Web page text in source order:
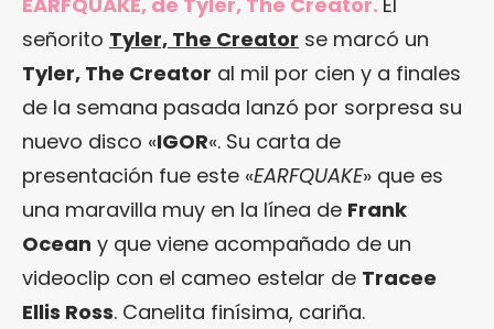
señorito Tyler, The Creator se marcó un
Tyler, The Creator al mil por cien y a finales
de la semana pasada lanzó por sorpresa su
nuevo disco «IGOR«. Su carta de
presentación fue este «EARFQUAKE» que es
una maravilla muy en la línea de Frank
Ocean y que viene acompañado de un
videoclip con el cameo estelar de Tracee
Ellis Ross. Canelita finísima, cariña.